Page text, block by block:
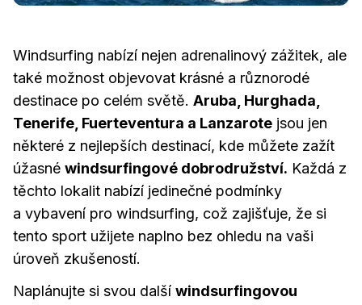
Windsurfing nabízí nejen adrenalinový zážitek, ale
také možnost objevovat krásné a různorodé
destinace po celém světě. Aruba, Hurghada,
Tenerife, Fuerteventura a Lanzarote jsou jen
některé z nejlepších destinací, kde můžete zažít
úžasné windsurfingové dobrodružství. Každá z
těchto lokalit nabízí jedinečné podmínky
a vybavení pro windsurfing, což zajišťuje, že si
tento sport užijete naplno bez ohledu na vaši
úroveň zkušeností.
Naplánujte si svou další windsurfingovou